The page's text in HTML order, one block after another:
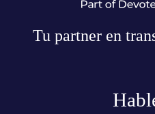
Tu partner en